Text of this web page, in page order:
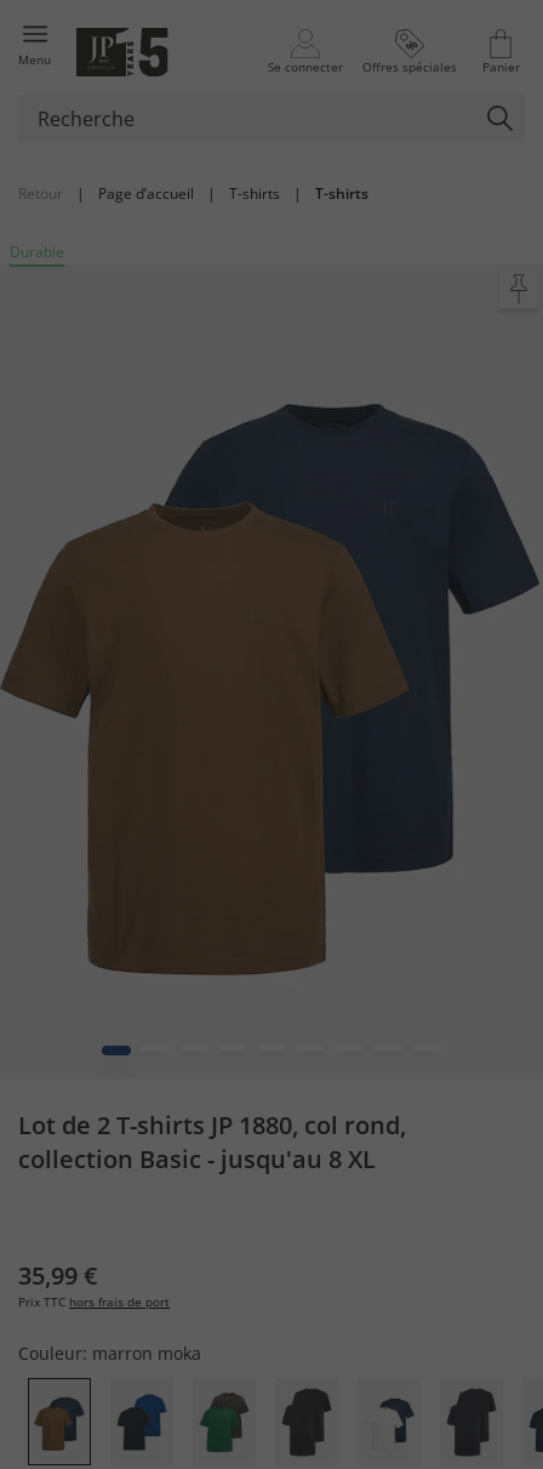
Menu Se connecter Offres spéciales Panier
Retour | Page d’accueil | T-shirts | T-shirts
Durable
1
Lot de 2 T-shirts JP 1880, col rond,
collection Basic - jusqu'au 8 XL
35,99 €
Prix TTC hors frais de port
Couleur: marron moka